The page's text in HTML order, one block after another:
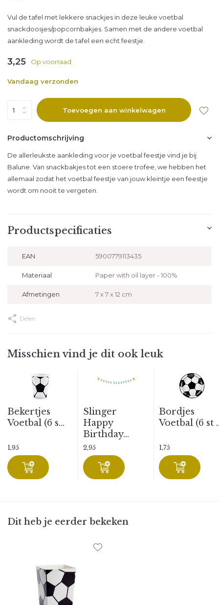
Vul de tafel met lekkere snackjes in deze leuke voetbal
snackdoosjes/popcornbakjes. Samen met de andere voetbal
aankleding wordt de tafel een echt feestje.
3,25 Op voorraad
Vandaag verzonden
Toevoegen aan winkelwagen
Productomschrijving
De allerleukste aankleding voor je voetbal feestje vind je bij
Balune. Van snackbakjes tot een stoere trofee, we hebben het
allemaal zodat het voetbal feestje van jouw kleintje een feestje
wordt om nooit te vergeten.
Productspecificaties
EAN 5900779113435
Materiaal Paper with oil layer - 100%
Afmetingen 7 x 7 x 12 cm
Delen
Misschien vind je dit ook leuk
Bekertjes
Voetbal (6 s...
1,95
Slinger
Happy
Birthday...
2,95
Bordjes
Voetbal (6 st
1,75
Dit heb je eerder bekeken